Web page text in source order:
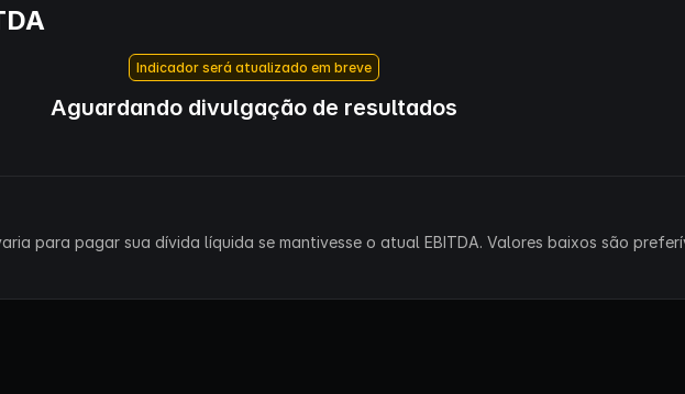
Indicador será atualizado em breve
Aguardando divulgação de resultados
para pagar sua dívida líquida se mantivesse o atual EBITDA. Valores baixos são